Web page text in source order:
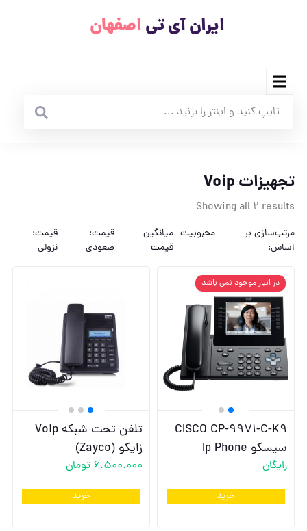
ایران آی تی اصفهان
تجهیزات Voip
Showing all 2 results
مرتب‌سازی بر
اساس:
محبوبیت میانگین
قیمت
قیمت:
صعودی
قیمت:
نزولی
CISCO CP-9971-C-K9
سیسکو Ip Phone
رایگان
در انبار موجود نمی باشد
خرید
تلفن تحت شبکه Voip
زایکو (Zayco)
6.500.000 تومان
خرید